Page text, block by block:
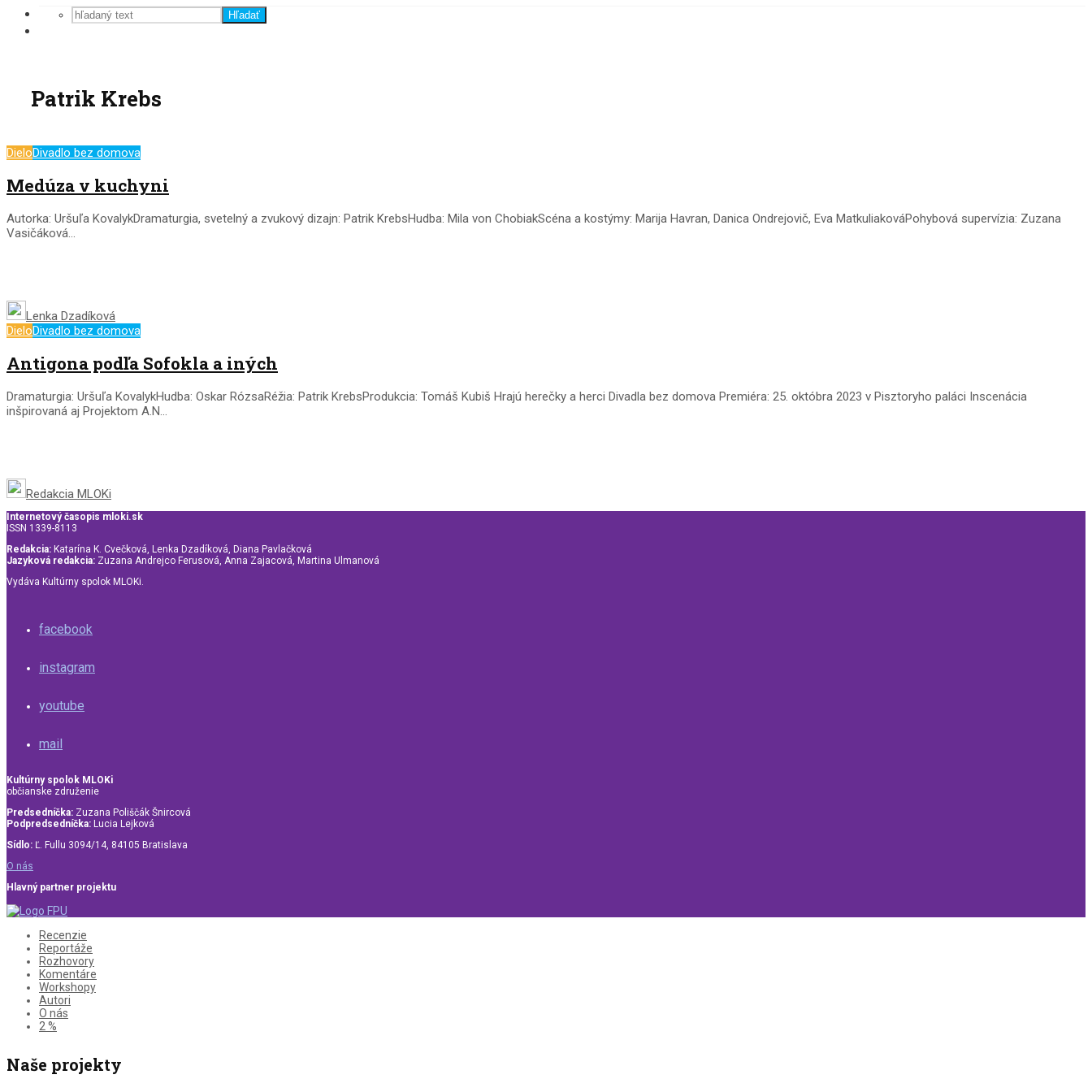
Hľadať
Patrik Krebs
DieloDivadlo bez domova
Medúza v kuchyni
Autorka: Uršuľa KovalykDramaturgia, svetelný a zvukový dizajn: Patrik KrebsHudba: Mila von ChobiakScéna a kostýmy: Marija Havran, Danica Ondrejovič, Eva MatkuliakováPohybová supervízia: Zuzana
Vasičáková...
Lenka Dzadíková
DieloDivadlo bez domova
Antigona podľa Sofokla a iných
Dramaturgia: Uršuľa KovalykHudba: Oskar RózsaRéžia: Patrik KrebsProdukcia: Tomáš Kubiš Hrajú herečky a herci Divadla bez domova Premiéra: 25. októbra 2023 v Pisztoryho paláci Inscenácia
inšpirovaná aj Projektom A.N...
Redakcia MLOKi
Internetový časopis mloki.sk
ISSN 1339-8113
Redakcia: Katarína K. Cvečková, Lenka Dzadíková, Diana Pavlačková
Jazyková redakcia: Zuzana Andrejco Ferusová, Anna Zajacová, Martina Ulmanová
Vydáva Kultúrny spolok MLOKi.
facebook
instagram
youtube
mail
Kultúrny spolok MLOKi
občianske združenie
Predsedníčka: Zuzana Poliščák Šnircová
Podpredsedníčka: Lucia Lejková
Sídlo: Ľ. Fullu 3094/14, 84105 Bratislava
O nás
Hlavný partner projektu
Recenzie
Reportáže
Rozhovory
Komentáre
Workshopy
Autori
O nás
2 %
Naše projekty